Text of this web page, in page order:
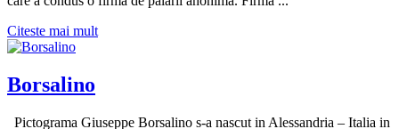
Citeste mai mult
Borsalino
Pictograma Giuseppe Borsalino s-a nascut in Alessandria – Italia in